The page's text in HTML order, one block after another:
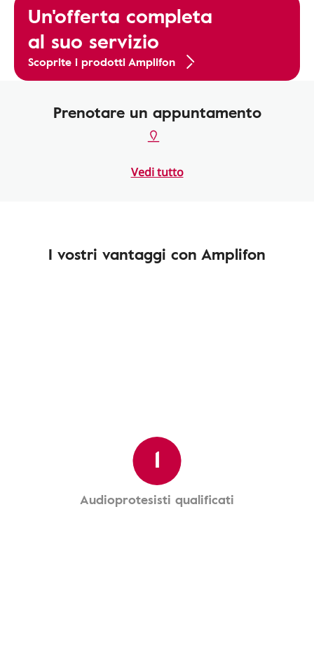
Un'offerta completa
al suo servizio
Scoprite i prodotti Amplifon
Prenotare un appuntamento
Vedi tutto
I vostri vantaggi con Amplifon
1
Audioprotesisti qualificati